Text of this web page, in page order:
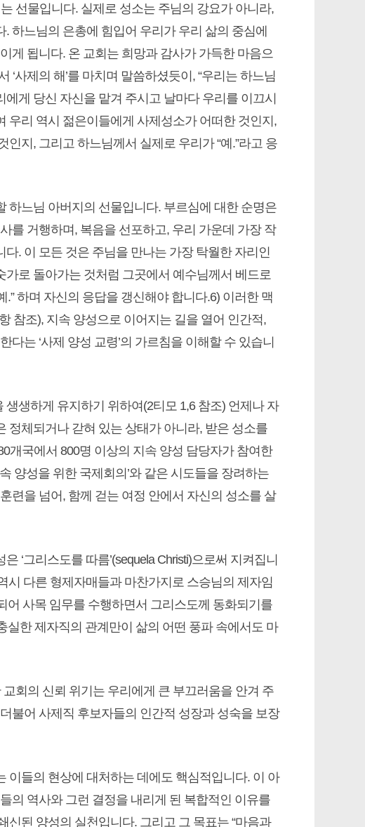
선물입니다. 실제로 성소는 주님의 강요가 아니라,
하느님의 은총에 힘입어 우리가 우리 삶의 중심에
게 됩니다. 온 교회는 희망과 감사가 가득한 마음으
사제의 해’를 마치며 말씀하셨듯이, “우리는 하느님
게 당신 자신을 맡겨 주시고 날마다 우리를 이끄시
우리 역시 젊은이들에게 사제성소가 어떠한 것인지,
지, 그리고 하느님께서 실제로 우리가 “예.”라고 응
하느님 아버지의 선물입니다. 부르심에 대한 순명은
를 거행하며, 복음을 선포하고, 우리 가운데 가장 작
. 이 모든 것은 주님을 만나는 가장 탁월한 자리인
로 돌아가는 것처럼 그곳에서 예수님께서 베드로
.” 하며 자신의 응답을 갱신해야 합니다.6) 이러한 맥
참조), 지속 양성으로 이어지는 길을 열어 인간적,
는 ‘사제 양성 교령’의 가르침을 이해할 수 있습니
생하게 유지하기 위하여(2티모 1,6 참조) 언제나 자
정체되거나 갇혀 있는 상태가 아니라, 받은 성소를
개국에서 800명 이상의 지속 양성 담당자가 참여한
양성을 위한 국제회의’와 같은 시도들을 장려하는
련을 넘어, 함께 걷는 여정 안에서 자신의 성소를 살
‘그리스도를 따름’(sequela Christi)으로써 지켜집니
시 다른 형제자매들과 마찬가지로 스승님의 제자임
어 사목 임무를 수행하면서 그리스도께 동화되기를
실한 제자직의 관계만이 삶의 어떤 풍파 속에서도 마
회의 신뢰 위기는 우리에게 큰 부끄러움을 안겨 주
불어 사제직 후보자들의 인간적 성장과 성숙을 보장
이들의 현상에 대처하는 데에도 핵심적입니다. 이 아
의 역사와 그런 결정을 내리게 된 복합적인 이유를
된 양성의 실천입니다. 그리고 그 목표는 “마음과